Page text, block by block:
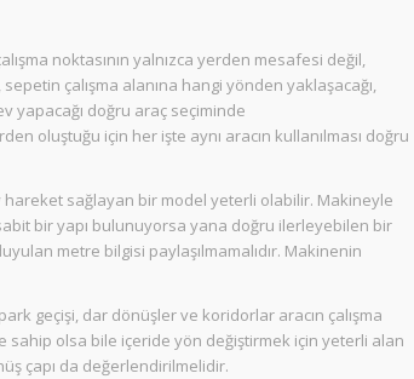
noktasının yalnızca yerden mesafesi değil,
çalışma alanına hangi yönden yaklaşacağı,
yapacağı doğru araç seçiminde
oluştuğu için her işte aynı aracın kullanılması doğru
hareket sağlayan bir model yeterli olabilir. Makineyle
bir yapı bulunuyorsa yana doğru ilerleyebilen bir
metre bilgisi paylaşılmamalıdır. Makinenin
geçişi, dar dönüşler ve koridorlar aracın çalışma
sahip olsa bile içeride yön değiştirmek için yeterli alan
çapı da değerlendirilmelidir.